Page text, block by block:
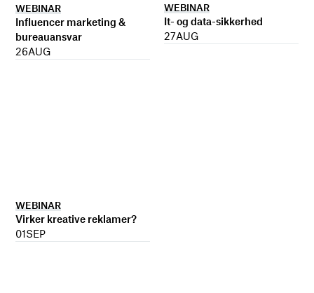
WEBINAR
Influencer marketing &
bureauansvar
26AUG
WEBINAR
It- og data-sikkerhed
27AUG
WEBINAR
Virker kreative reklamer?
01SEP